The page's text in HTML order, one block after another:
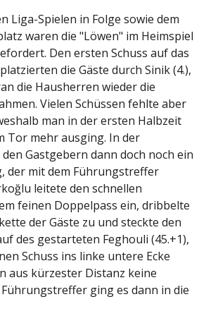
Liga-Spielen in Folge sowie dem
waren die "Löwen" im Heimspiel
Den ersten Schuss auf das
die Gäste durch Sinik (4.),
die Hausherren wieder die
Vielen Schüssen fehlte aber
man in der ersten Halbzeit
Tor mehr ausging. In der
Gastgebern dann doch noch ein
der mit dem Führungstreffer
leitete den schnellen
feinen Doppelpass ein, dribbelte
der Gäste zu und steckte den
des gestarteten Feghouli (45.+1),
Schuss ins linke untere Ecke
aus kürzester Distanz keine
ging es dann in die